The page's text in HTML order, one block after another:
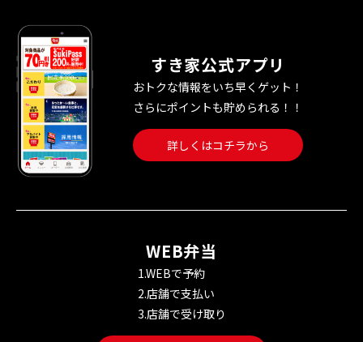
すき家公式アプリ
おトクな情報をいち早くゲット！
さらにポイントも貯められる！！
詳しくはコチラから
WEB弁当
1.WEBで予約
2.店舗で支払い
3.店舗で受け取り